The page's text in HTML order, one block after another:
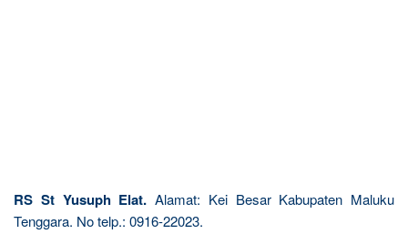
RS St Yusuph Elat. Alamat: Kei Besar Kabupaten Maluku
Tenggara. No telp.: 0916-22023.